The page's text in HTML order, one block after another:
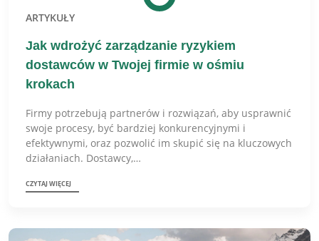
ARTYKUŁY
Jak wdrożyć zarządzanie ryzykiem
dostawców w Twojej firmie w ośmiu
krokach
Firmy potrzebują partnerów i rozwiązań, aby usprawnić
swoje procesy, być bardziej konkurencyjnymi i
efektywnymi, oraz pozwolić im skupić się na kluczowych
działaniach. Dostawcy,…
CZYTAJ WIĘCEJ